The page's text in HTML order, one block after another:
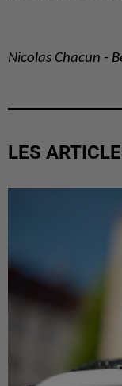
Nicolas Chacun -
LES